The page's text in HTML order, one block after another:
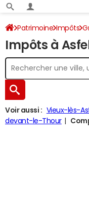
Patrimoine Impôts
Impôt sur le revenu
Impôts à
Voir aussi : Vieux-lès-
devant-le-Thour